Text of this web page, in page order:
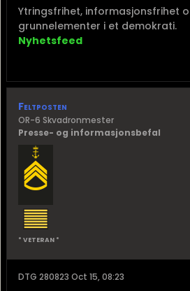
Ytringsfrihet, informasjonsfrihet
grunnelementer i et demokrati.
Nyhetsfeed
Feltposten
OR-6 Skvadronmester
Presse- og informasjonsbefal
* VETERAN *
DTG 280823 Oct 15, 08:23